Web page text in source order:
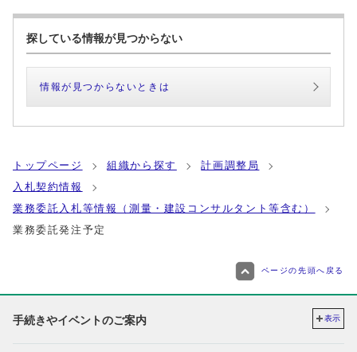
探している情報が見つからない
情報が見つからないときは
トップページ 組織から探す
計画調整局
入札契約情報
業務委託入札等情報（測量・建設コンサルタント等含む）
業務委託発注予定
ページの先頭へ戻る
手続きやイベントのご案内 表示